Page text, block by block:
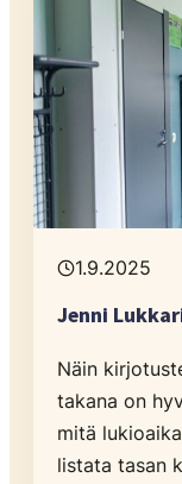
1.9.2025
Jenni
Näin
takana on
mitä
listata tasan